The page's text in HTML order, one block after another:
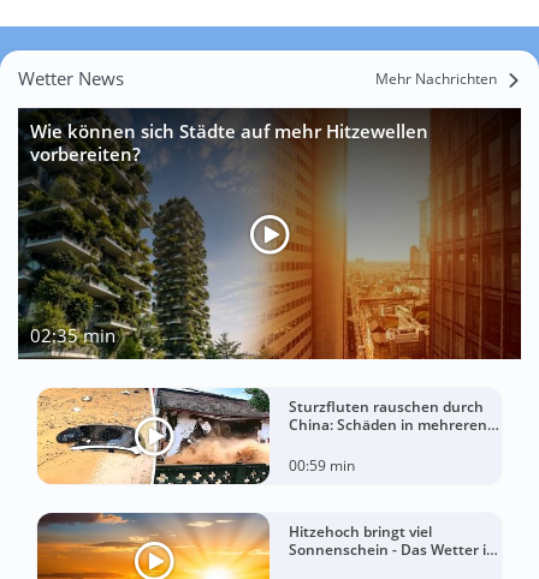
Wetter News Mehr Nachrichten
Wie können sich Städte auf mehr Hitzewellen
vorbereiten?
02:35 min
Sturzfluten rauschen durch
China: Schäden in mehreren
00:59 min
Hitzehoch bringt viel
Sonnenschein - Das Wetter in